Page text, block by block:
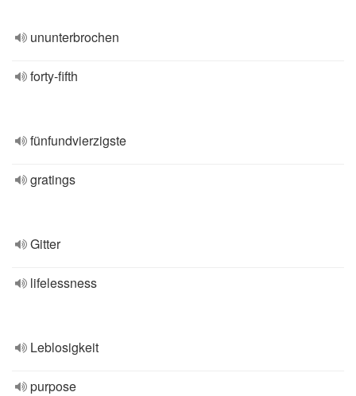
ununterbrochen
forty-fifth
fünfundvierzigste
gratings
Gitter
lifelessness
Leblosigkeit
purpose